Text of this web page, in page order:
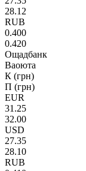
28.12
RUB
0.400
0.420
Ощадбанк
Ваоюта
К (грн)
П (грн)
EUR
31.25
32.00
USD
27.35
28.10
RUB